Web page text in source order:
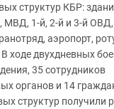
структур КБР:
МВД, 1-й, 2-й и 3-й
аэропорт,
ходе двухдневных
35 сотрудников
органов и 14
структур получили